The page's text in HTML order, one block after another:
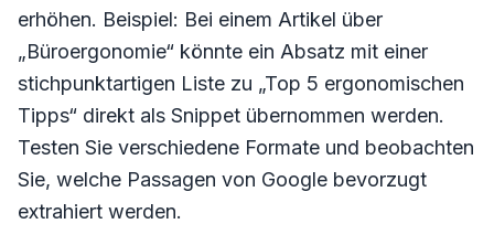
erhöhen. Beispiel: Bei einem Artikel über
„Büroergonomie“ könnte ein Absatz mit einer
stichpunktartigen Liste zu „Top 5 ergonomischen
Tipps“ direkt als Snippet übernommen werden.
Testen Sie verschiedene Formate und beobachten
Sie, welche Passagen von Google bevorzugt
extrahiert werden.